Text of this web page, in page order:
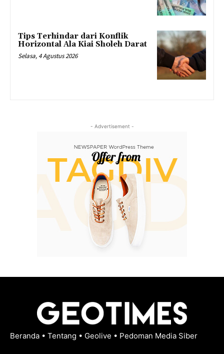
Tips Terhindar dari Konflik
Horizontal Ala Kiai Sholeh Darat
Selasa, 4 Agustus 2026
- Advertisement -
Beranda • Tentang • Geolive • Pedoman Media Siber